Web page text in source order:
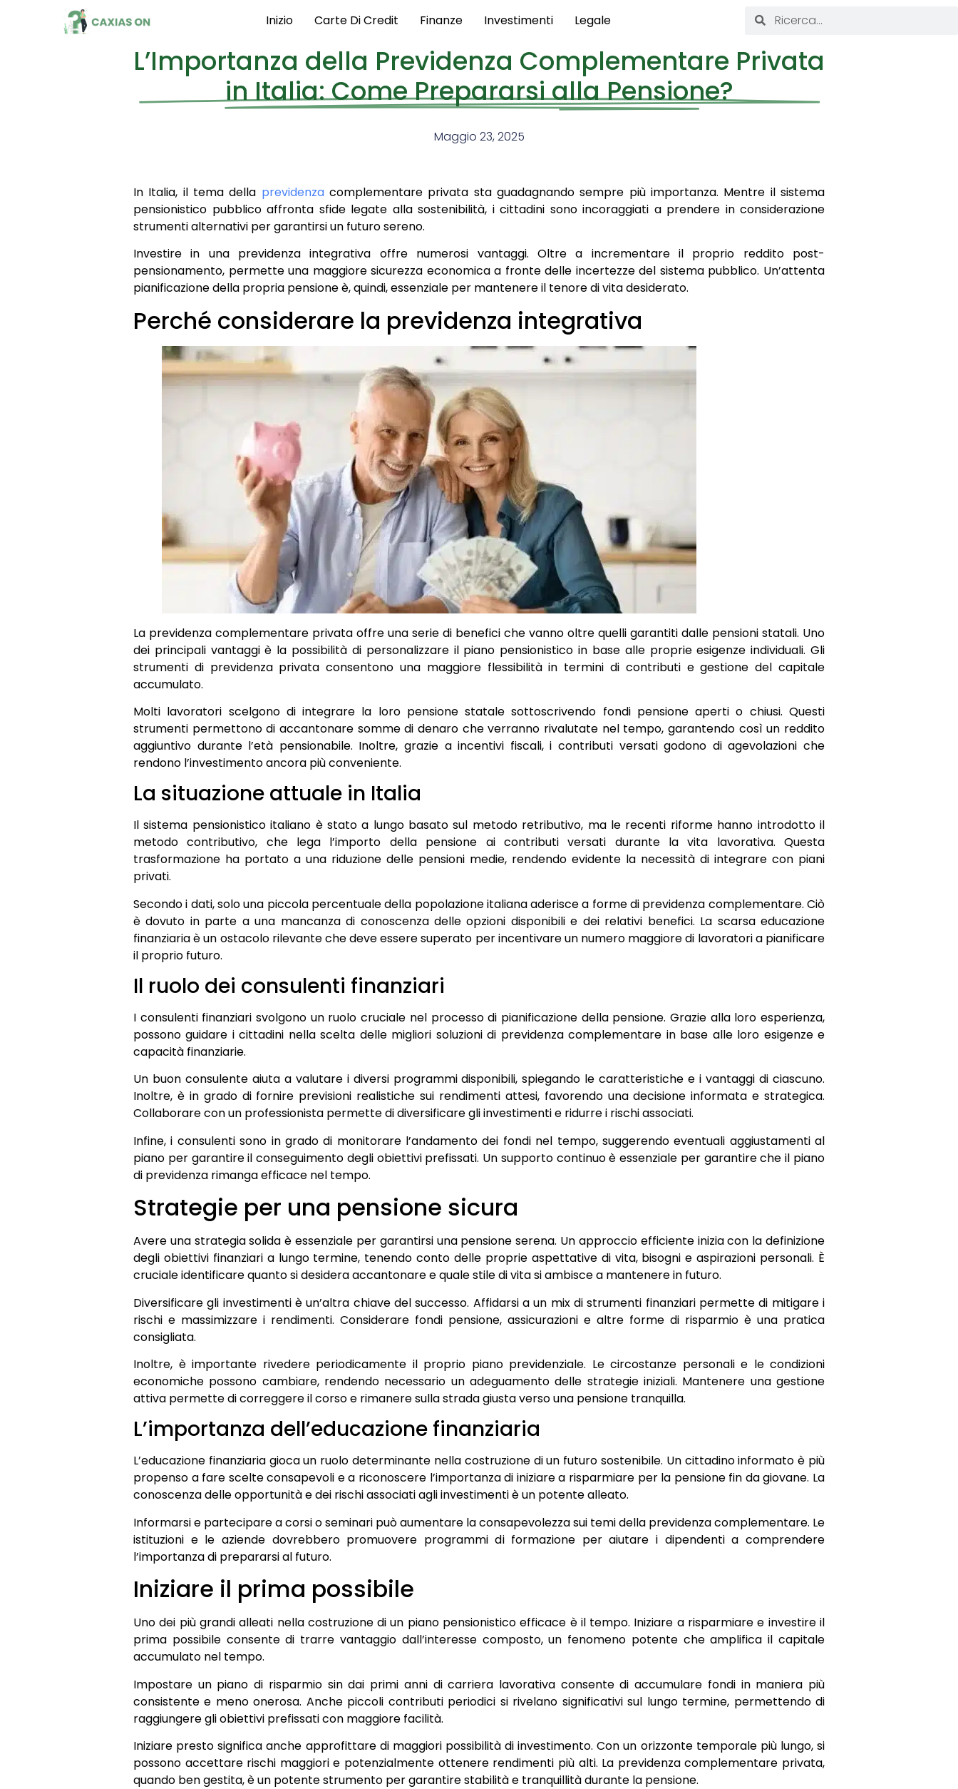
Inizio Carte Di Credit Finanze Investimenti Legale
L’Importanza della Previdenza Complementare Privata
in Italia: Come Prepararsi alla Pensione?
Maggio 23, 2025
In Italia, il tema della previdenzacomplementare privata sta guadagnando sempre più importanza. Mentre il sistema
pensionistico pubblico affronta sfide legate alla sostenibilità, i cittadini sono incoraggiati a prendere in considerazione
strumenti alternativi per garantirsi un futuro sereno.
Investire in una previdenza integrativa offre numerosi vantaggi. Oltre a incrementare il proprio reddito post-
pensionamento, permette una maggiore sicurezza economica a fronte delle incertezze del sistema pubblico. Un’attenta
pianificazione della propria pensione è, quindi, essenziale per mantenere il tenore di vita desiderato.
Perché considerare la previdenza integrativa
La previdenza complementare privata offre una serie di benefici che vanno oltre quelli garantiti dalle pensioni statali. Uno
dei principali vantaggi è la possibilità di personalizzare il piano pensionistico in base alle proprie esigenze individuali. Gli
strumenti di previdenza privata consentono una maggiore flessibilità in termini di contributi e gestione del capitale
accumulato.
Molti lavoratori scelgono di integrare la loro pensione statale sottoscrivendo fondi pensione aperti o chiusi. Questi
strumenti permettono di accantonare somme di denaro che verranno rivalutate nel tempo, garantendo così un reddito
aggiuntivo durante l’età pensionabile. Inoltre, grazie a incentivi fiscali, i contributi versati godono di agevolazioni che
rendono l’investimento ancora più conveniente.
La situazione attuale in Italia
Il sistema pensionistico italiano è stato a lungo basato sul metodo retributivo, ma le recenti riforme hanno introdotto il
metodo contributivo, che lega l’importo della pensione ai contributi versati durante la vita lavorativa. Questa
trasformazione ha portato a una riduzione delle pensioni medie, rendendo evidente la necessità di integrare con piani
privati.
Secondo i dati, solo una piccola percentuale della popolazione italiana aderisce a forme di previdenza complementare. Ciò
è dovuto in parte a una mancanza di conoscenza delle opzioni disponibili e dei relativi benefici. La scarsa educazione
finanziaria è un ostacolo rilevante che deve essere superato per incentivare un numero maggiore di lavoratori a pianificare
il proprio futuro.
Il ruolo dei consulenti finanziari
I consulenti finanziari svolgono un ruolo cruciale nel processo di pianificazione della pensione. Grazie alla loro esperienza,
possono guidare i cittadini nella scelta delle migliori soluzioni di previdenza complementare in base alle loro esigenze e
capacità finanziarie.
Un buon consulente aiuta a valutare i diversi programmi disponibili, spiegando le caratteristiche e i vantaggi di ciascuno.
Inoltre, è in grado di fornire previsioni realistiche sui rendimenti attesi, favorendo una decisione informata e strategica.
Collaborare con un professionista permette di diversificare gli investimenti e ridurre i rischi associati.
Infine, i consulenti sono in grado di monitorare l’andamento dei fondi nel tempo, suggerendo eventuali aggiustamenti al
piano per garantire il conseguimento degli obiettivi prefissati. Un supporto continuo è essenziale per garantire che il piano
di previdenza rimanga efficace nel tempo.
Strategie per una pensione sicura
Avere una strategia solida è essenziale per garantirsi una pensione serena. Un approccio efficiente inizia con la definizione
degli obiettivi finanziari a lungo termine, tenendo conto delle proprie aspettative di vita, bisogni e aspirazioni personali. È
cruciale identificare quanto si desidera accantonare e quale stile di vita si ambisce a mantenere in futuro.
Diversificare gli investimenti è un’altra chiave del successo. Affidarsi a un mix di strumenti finanziari permette di mitigare i
rischi e massimizzare i rendimenti. Considerare fondi pensione, assicurazioni e altre forme di risparmio è una pratica
consigliata.
Inoltre, è importante rivedere periodicamente il proprio piano previdenziale. Le circostanze personali e le condizioni
economiche possono cambiare, rendendo necessario un adeguamento delle strategie iniziali. Mantenere una gestione
attiva permette di correggere il corso e rimanere sulla strada giusta verso una pensione tranquilla.
L’importanza dell’educazione finanziaria
L’educazione finanziaria gioca un ruolo determinante nella costruzione di un futuro sostenibile. Un cittadino informato è più
propenso a fare scelte consapevoli e a riconoscere l’importanza di iniziare a risparmiare per la pensione fin da giovane. La
conoscenza delle opportunità e dei rischi associati agli investimenti è un potente alleato.
Informarsi e partecipare a corsi o seminari può aumentare la consapevolezza sui temi della previdenza complementare. Le
istituzioni e le aziende dovrebbero promuovere programmi di formazione per aiutare i dipendenti a comprendere
l’importanza di prepararsi al futuro.
Iniziare il prima possibile
Uno dei più grandi alleati nella costruzione di un piano pensionistico efficace è il tempo. Iniziare a risparmiare e investire il
prima possibile consente di trarre vantaggio dall’interesse composto, un fenomeno potente che amplifica il capitale
accumulato nel tempo.
Impostare un piano di risparmio sin dai primi anni di carriera lavorativa consente di accumulare fondi in maniera più
consistente e meno onerosa. Anche piccoli contributi periodici si rivelano significativi sul lungo termine, permettendo di
raggiungere gli obiettivi prefissati con maggiore facilità.
Iniziare presto significa anche approfittare di maggiori possibilità di investimento. Con un orizzonte temporale più lungo, si
possono accettare rischi maggiori e potenzialmente ottenere rendimenti più alti. La previdenza complementare privata,
quando ben gestita, è un potente strumento per garantire stabilità e tranquillità durante la pensione.